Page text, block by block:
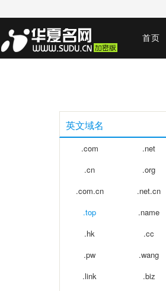
首页
英文域名
.com
.net
.cn
.org
.com.cn
.net.cn
.top
.name
.hk
.cc
.pw
.wang
.link
.biz